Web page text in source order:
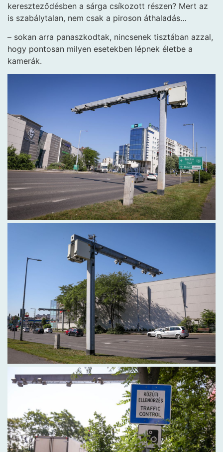
kereszteződésben a sárga csíkozott részen? Mert az
is szabálytalan, nem csak a piroson áthaladás…
– sokan arra panaszkodtak, nincsenek tisztában azzal,
hogy pontosan milyen esetekben lépnek életbe a
kamerák.